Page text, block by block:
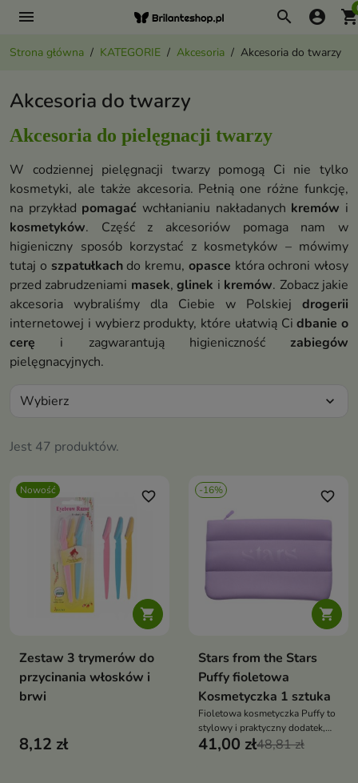
menu search account_circle
Strona główna KATEGORIE Akcesoria Akcesoria do twarzy
Akcesoria do twarzy
Akcesoria do pielęgnacji twarzy
W codziennej pielęgnacji twarzy pomogą Ci nie tylko
kosmetyki, ale także akcesoria. Pełnią one różne funkcję,
na przykład pomagać wchłanianiu nakładanych kremów i
kosmetyków. Część z akcesoriów pomaga nam w
higieniczny sposób korzystać z kosmetyków – mówimy
tutaj o szpatułkachdo kremu, opasce która ochroni włosy
przed zabrudzeniami masek,glinek i kremów. Zobacz jakie
akcesoria wybraliśmy dla Ciebie w Polskiej drogerii
internetowej i wybierz produkty, które ułatwią Cidbanie o
cerę i zagwarantują higieniczność zabiegów
pielęgnacyjnych.
Jest 47 produktów.
Wybierz expand_more
Nowość

favorite_border
Zestaw 3 trymerów do
przycinania włosków i
brwi
8,12 zł
-16%

favorite_border
Stars from the Stars
Puffy fioletowa
Kosmetyczka 1 sztuka
Fioletowa kosmetyczka Puffy to
stylowy i praktyczny dodatek,
który ułatwia przechowywanie
41,00 zł48,81 zł